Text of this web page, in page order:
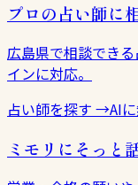
プロの占い師に
広島県で相談でき
インに対応。
占い師を探す →AI
ミモリにそっと